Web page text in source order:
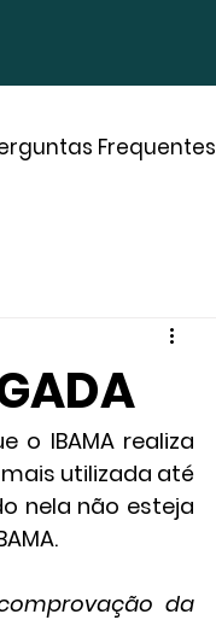
o IBAMA realiza
utilizada até
nela não esteja
da
Frequentes